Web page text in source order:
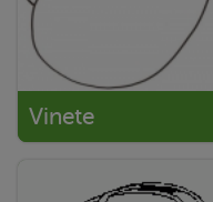
Vinete